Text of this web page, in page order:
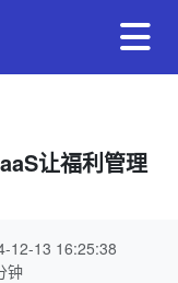
让福利管理
12-13 16:25:38
钟